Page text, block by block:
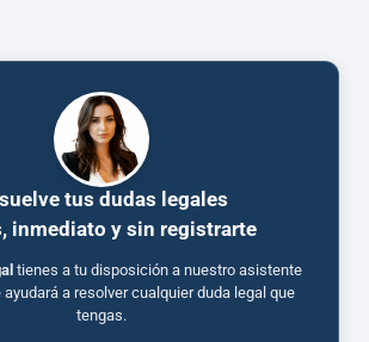
tus dudas legales
inmediato y sin registrarte
tienes a tu disposición a nuestro asistente
a resolver cualquier duda legal que
tengas.